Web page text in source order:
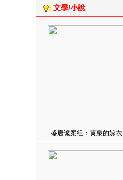
文學/小說
盛唐诡案组：黄泉的嫁衣